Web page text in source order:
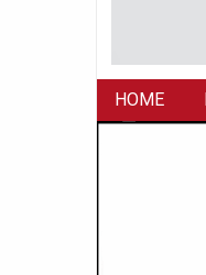
HOME